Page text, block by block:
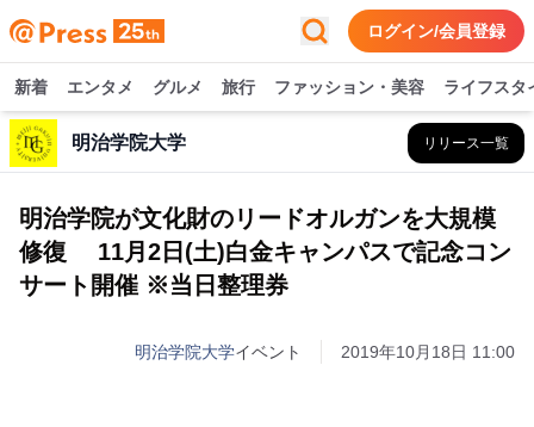
ログイン/会員登録
新着 エンタメ グルメ 旅行 ファッション・美容 ライフスタ
明治学院大学 リリース一覧
明治学院が文化財のリードオルガンを大規模
修復 11月2日(土)白金キャンパスで記念コン
サート開催 ※当日整理券
明治学院大学イベント 2019年10月18日 11:00